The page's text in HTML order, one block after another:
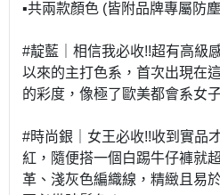
▪️共兩款顏色 (皆附品牌專屬防
#靛藍｜相信我必收!!超有高級
以來的主打色系，首次出現在
的彩度，像極了歐美都會系女
#時尚銀｜女王必收!!收到實品
紅，隨便搭一個白踢牛仔褲就
革、淺灰色編織線，精緻且易